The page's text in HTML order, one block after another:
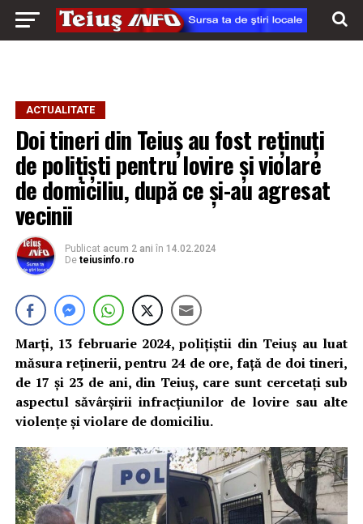
ACTUALITATE
Doi tineri din Teiuș au fost reținuți
de polițiști pentru lovire și violare
de domiciliu, după ce și-au agresat
vecinii
Publicat acum 2 ani în 14.02.2024
De teiusinfo.ro
Marți, 13 februarie 2024, polițiștii din Teiuș au luat
măsura reținerii, pentru 24 de ore, față de doi tineri,
de 17 și 23 de ani, din Teiuș, care sunt cercetați sub
aspectul săvârșirii infracțiunilor de lovire sau alte
violențe și violare de domiciliu.